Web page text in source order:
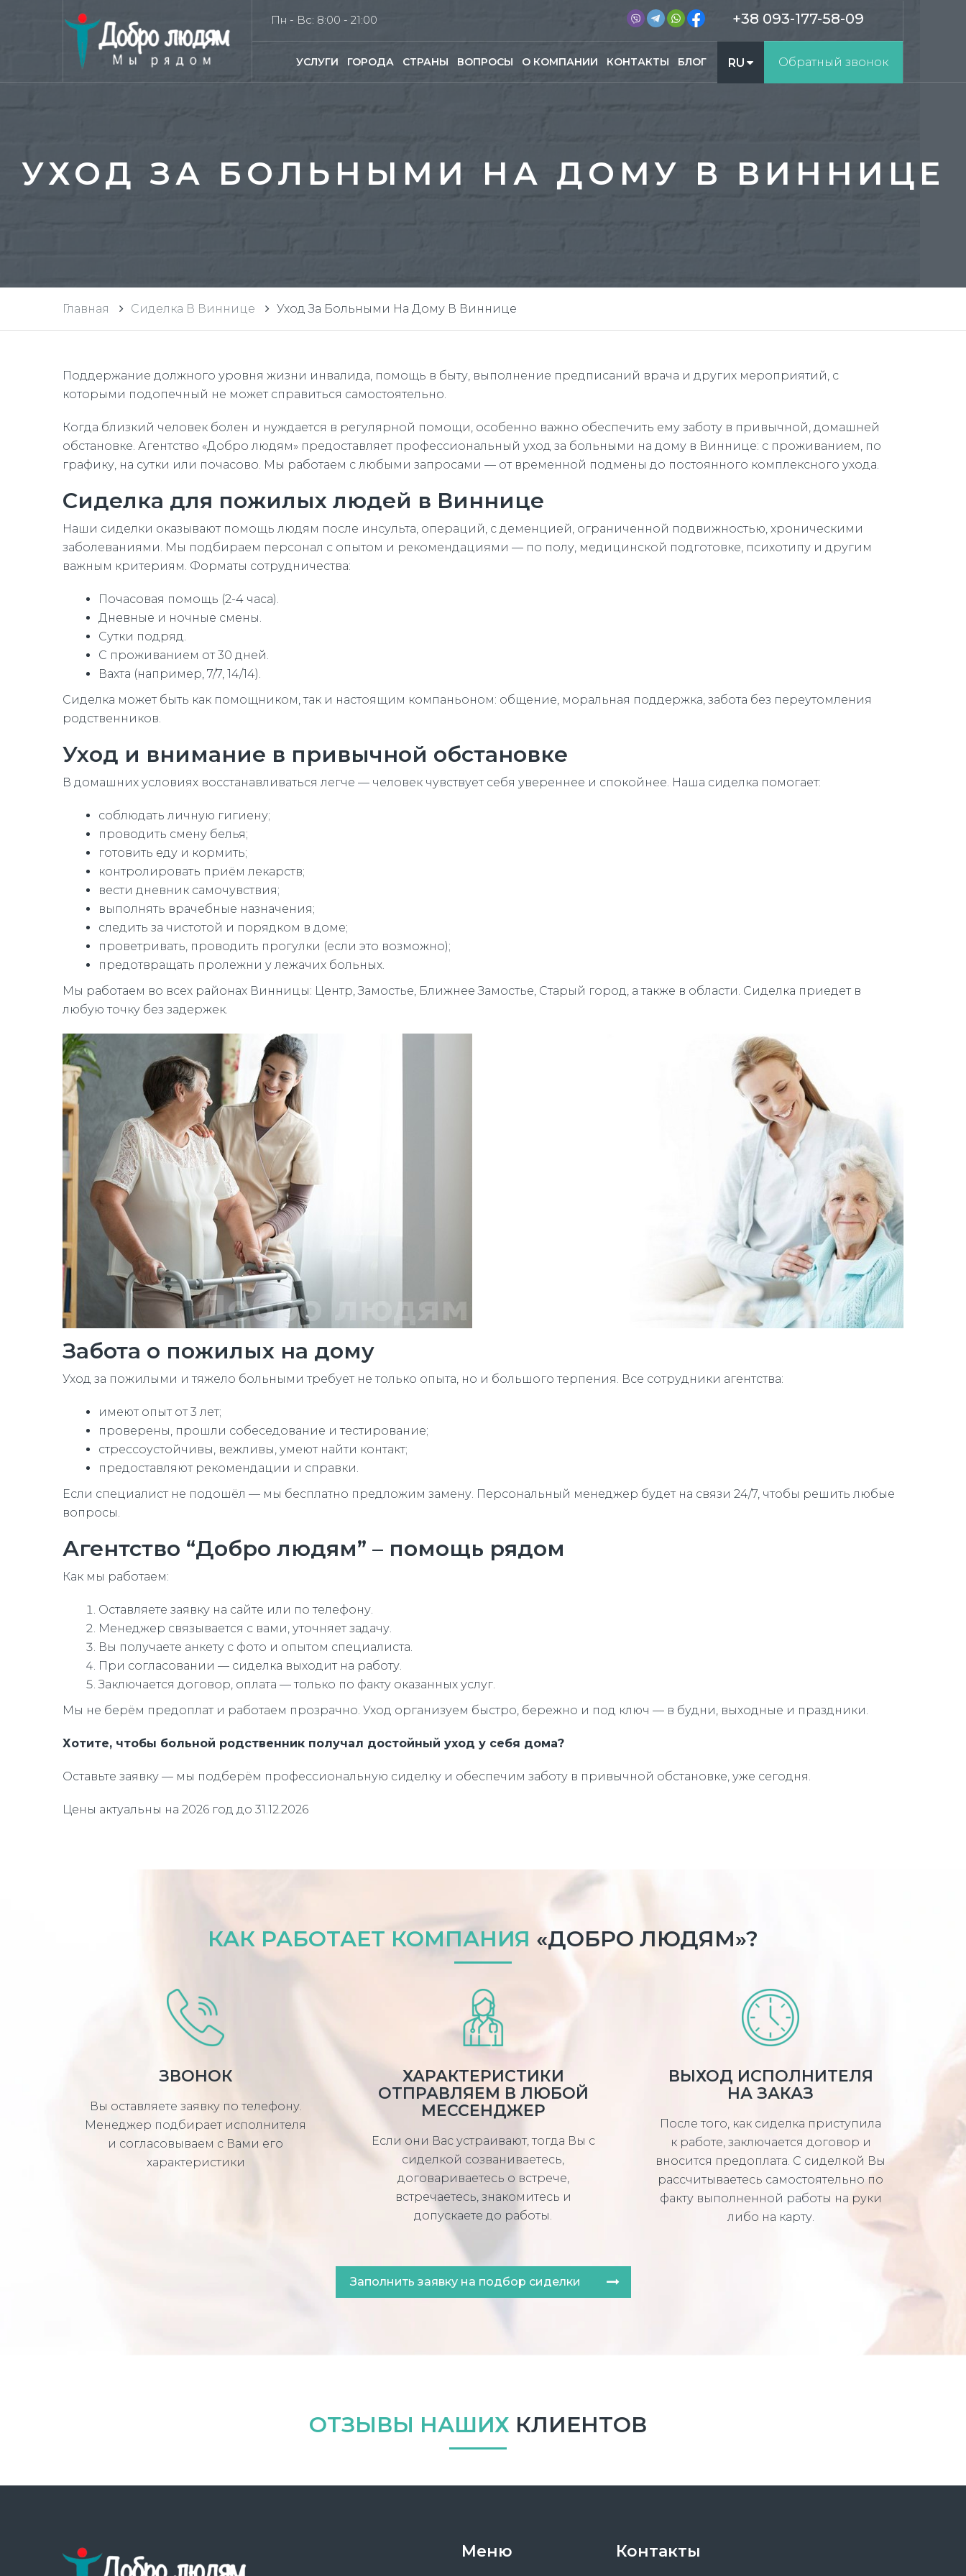
УСЛУГИ ГОРОДА СТРАНЫ ВОПРОСЫ О КОМПАНИИ КОНТАКТЫ БЛОГ RU Обратный звонок
+38 093-177-58-09
Пн - Вс: 8:00 - 21:00
УХОД ЗА БОЛЬНЫМИ НА ДОМУ В ВИННИЦЕ
Главная Сиделка В Виннице Уход За Больными На Дому В Виннице
Поддержание должного уровня жизни инвалида, помощь в быту, выполнение предписаний врача и других мероприятий, с
которыми подопечный не может справиться самостоятельно.
Когда близкий человек болен и нуждается в регулярной помощи, особенно важно обеспечить ему заботу в привычной, домашней
обстановке. Агентство «Добро людям» предоставляет профессиональный уход за больными на дому в Виннице: с проживанием, по
графику, на сутки или почасово. Мы работаем с любыми запросами — от временной подмены до постоянного комплексного ухода.
Сиделка для пожилых людей в Виннице
Наши сиделки оказывают помощь людям после инсульта, операций, с деменцией, ограниченной подвижностью, хроническими
заболеваниями. Мы подбираем персонал с опытом и рекомендациями — по полу, медицинской подготовке, психотипу и другим
важным критериям. Форматы сотрудничества:
Почасовая помощь (2-4 часа).
Дневные и ночные смены.
Сутки подряд.
С проживанием от 30 дней.
Вахта (например, 7/7, 14/14).
Сиделка может быть как помощником, так и настоящим компаньоном: общение, моральная поддержка, забота без переутомления
родственников.
Уход и внимание в привычной обстановке
В домашних условиях восстанавливаться легче — человек чувствует себя увереннее и спокойнее. Наша сиделка помогает:
соблюдать личную гигиену;
проводить смену белья;
готовить еду и кормить;
контролировать приём лекарств;
вести дневник самочувствия;
выполнять врачебные назначения;
следить за чистотой и порядком в доме;
проветривать, проводить прогулки (если это возможно);
предотвращать пролежни у лежачих больных.
Мы работаем во всех районах Винницы: Центр, Замостье, Ближнее Замостье, Старый город, а также в области. Сиделка приедет в
любую точку без задержек.
Забота о пожилых на дому
Уход за пожилыми и тяжело больными требует не только опыта, но и большого терпения. Все сотрудники агентства:
имеют опыт от 3 лет;
проверены, прошли собеседование и тестирование;
стрессоустойчивы, вежливы, умеют найти контакт;
предоставляют рекомендации и справки.
Если специалист не подошёл — мы бесплатно предложим замену. Персональный менеджер будет на связи 24/7, чтобы решить любые
вопросы.
Агентство “Добро людям” – помощь рядом
Как мы работаем:
Оставляете заявку на сайте или по телефону.
Менеджер связывается с вами, уточняет задачу.
Вы получаете анкету с фото и опытом специалиста.
При согласовании — сиделка выходит на работу.
Заключается договор, оплата — только по факту оказанных услуг.
Мы не берём предоплат и работаем прозрачно. Уход организуем быстро, бережно и под ключ — в будни, выходные и праздники.
Хотите, чтобы больной родственник получал достойный уход у себя дома?
Оставьте заявку — мы подберём профессиональную сиделку и обеспечим заботу в привычной обстановке, уже сегодня.
Цены актуальны на 2026 год до 31.12.2026
КАК РАБОТАЕТ КОМПАНИЯ «ДОБРО ЛЮДЯМ»?
ЗВОНОК
Вы оставляете заявку по телефону.
Менеджер подбирает исполнителя
и согласовываем с Вами его
характеристики
ХАРАКТЕРИСТИКИ
ОТПРАВЛЯЕМ В ЛЮБОЙ
МЕССЕНДЖЕР
Если они Вас устраивают, тогда Вы с
сиделкой созваниваетесь,
договариваетесь о встрече,
встречаетесь, знакомитесь и
допускаете до работы.
ВЫХОД ИСПОЛНИТЕЛЯ
НА ЗАКАЗ
После того, как сиделка приступила
к работе, заключается договор и
вносится предоплата. С сиделкой Вы
рассчитываетесь самостоятельно по
факту выполненной работы на руки
либо на карту.
Заполнить заявку на подбор сиделки
ОТЗЫВЫ НАШИХ КЛИЕНТОВ
Меню Контакты